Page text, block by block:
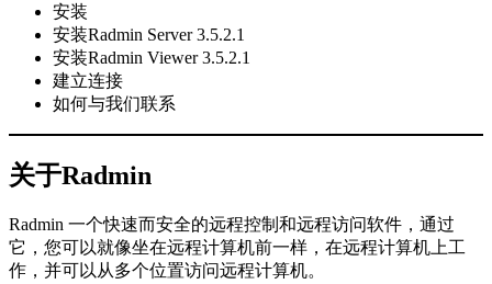
安装
安装Radmin Server 3.5.2.1
安装Radmin Viewer 3.5.2.1
建立连接
如何与我们联系
关于Radmin
Radmin 一个快速而安全的远程控制和远程访问软件，通过
它，您可以就像坐在远程计算机前一样，在远程计算机上工
作，并可以从多个位置访问远程计算机。